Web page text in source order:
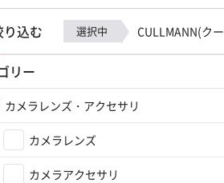
り込む 選択中 CULLMANN(ク
リー
カメラレンズ・アクセサリ
カメラレンズ
カメラアクセサリ